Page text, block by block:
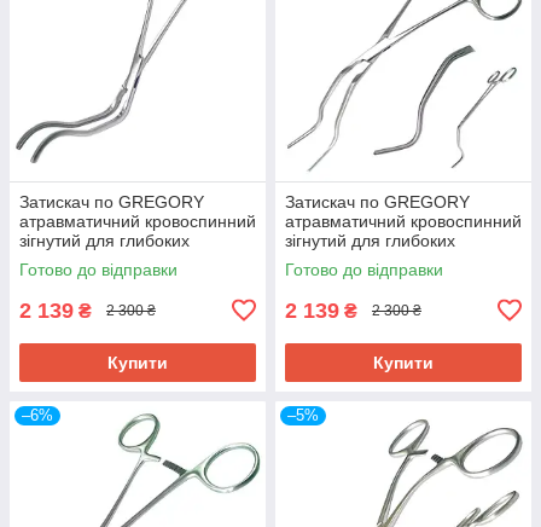
Затискач по GREGORY
атравматичний кровоспинний
зігнутий для глибоких
порожнин SURGIWELOMED
Довжина 16,0
Готово до відправки
2 139 ₴ 2 300 ₴
Купити
Затискач по GREGORY
атравматичний кровоспинний
зігнутий для глибоких
порожнин SURGIWELOMED
Довжина 18,0
Готово до відправки
2 139 ₴ 2 300 ₴
Купити
–6% –5%